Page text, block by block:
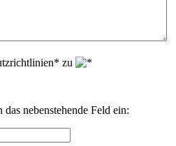
zu
nebenstehende Feld ein: